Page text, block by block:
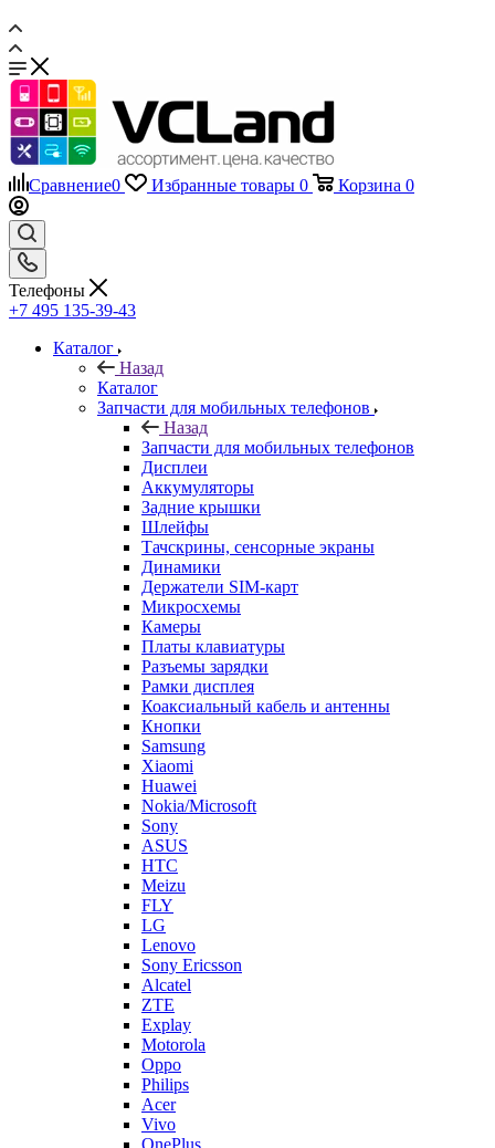
Сравнение0 Избранные товары 0 Корзина 0
Телефоны
+7 495 135-39-43
Каталог
Назад
Каталог
Запчасти для мобильных телефонов
Назад
Запчасти для мобильных телефонов
Дисплеи
Аккумуляторы
Задние крышки
Шлейфы
Тачскрины, сенсорные экраны
Динамики
Держатели SIM-карт
Микросхемы
Камеры
Платы клавиатуры
Разъемы зарядки
Рамки дисплея
Коаксиальный кабель и антенны
Кнопки
Samsung
Xiaomi
Huawei
Nokia/Microsoft
Sony
ASUS
HTC
Meizu
FLY
LG
Lenovo
Sony Ericsson
Alcatel
ZTE
Explay
Motorola
Oppo
Philips
Acer
Vivo
OnePlus